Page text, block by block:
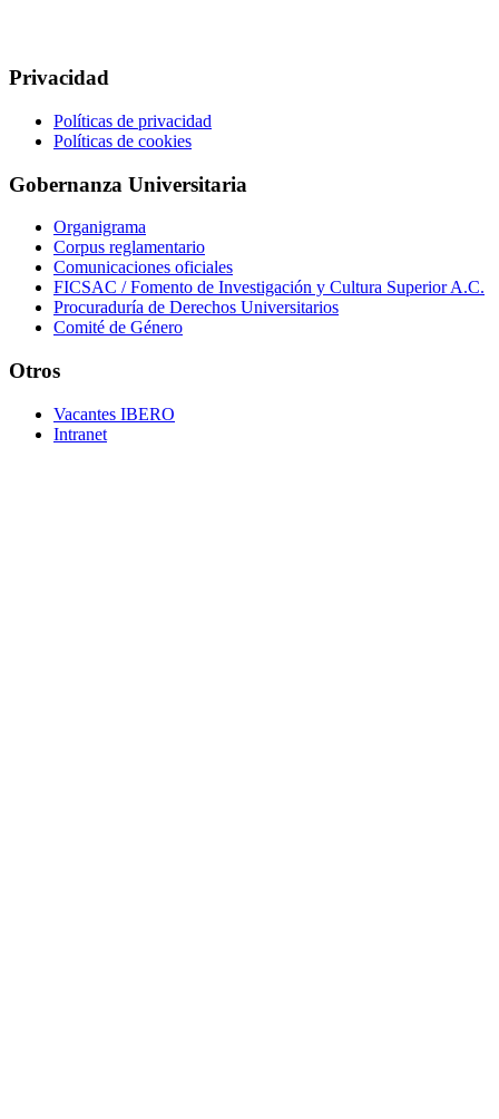
Privacidad
Políticas de privacidad
Políticas de cookies
Gobernanza Universitaria
Organigrama
Corpus reglamentario
Comunicaciones oficiales
FICSAC / Fomento de Investigación y Cultura Superior A.C.
Procuraduría de Derechos Universitarios
Comité de Género
Otros
Vacantes IBERO
Intranet